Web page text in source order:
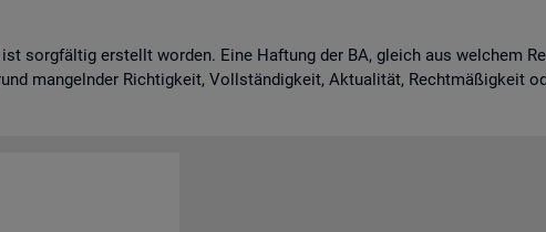
sorg­fäl­tig er­stellt wor­den. Eine Haf­tung der BA, gleich aus wel­chem
man­geln­der Rich­tig­keit, Voll­stän­dig­keit, Ak­tua­li­tät, Recht­mä­ßig­keit